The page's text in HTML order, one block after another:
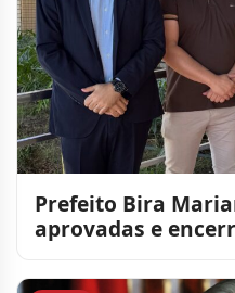
Prefeito Bira
aprovadas e